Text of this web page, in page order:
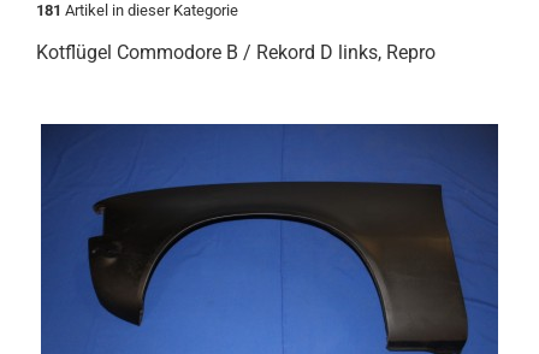
181 Artikel in dieser Kategorie
Kotflügel Commodore B / Rekord D links, Repro